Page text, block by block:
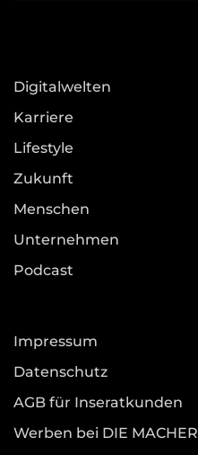
Digitalwelten
Karriere
Lifestyle
Zukunft
Menschen
Unternehmen
Podcast
Impressum
Datenschutz
AGB für Inseratkunden
Werben bei DIE MACHER